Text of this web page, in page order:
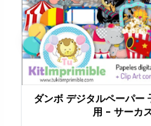
ダンボ デジタルペーパー
用 - サーカ